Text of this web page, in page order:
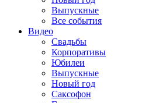
Выпускные
Все события
Видео
Свадьбы
Корпоративы
Юбилеи
Выпускные
Новый год
Саксофон